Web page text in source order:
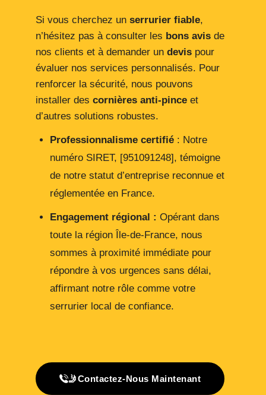
Si vous cherchez un serrurier fiable,
n’hésitez pas à consulter les bons avis de
nos clients et à demander un devis pour
évaluer nos services personnalisés. Pour
renforcer la sécurité, nous pouvons
installer des cornières anti-pince et
d’autres solutions robustes.
Professionnalisme certifié : Notre
numéro SIRET, [951091248], témoigne
de notre statut d’entreprise reconnue et
réglementée en France.
Engagement régional : Opérant dans
toute la région Île-de-France, nous
sommes à proximité immédiate pour
répondre à vos urgences sans délai,
affirmant notre rôle comme votre
serrurier local de confiance.
🤳Contactez-Nous Maintenant